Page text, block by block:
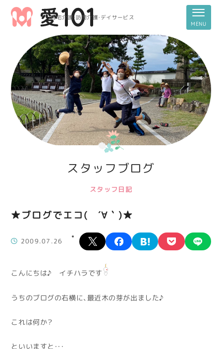
居宅介護・訪問介護・デイサービス
スタッフブログ
スタッフ日記
★ブログでエコ( ´∀｀)★
2009.07.26
X facebookhatena pocket
こんにちは♪ イチハラです
うちのブログの右横に、最近木の芽が出ました♪
これは何か？
といいますと・・・